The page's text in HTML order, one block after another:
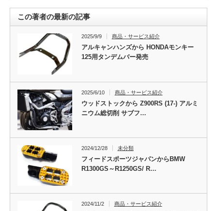
この著者の最新の記事
2025/9/9 商品・サービス紹介
アルキャンハンズから HONDAモンキー
125用タンデムバー発売
2025/6/10 商品・サービス紹介
ウッドストックから Z900RS (17-) アルミ
ニウム総切削 サブフ…
2024/12/28 未分類
フィードスポーツジャパンからBMW
R1300GS～R1250GS/ R…
2024/11/2 商品・サービス紹介